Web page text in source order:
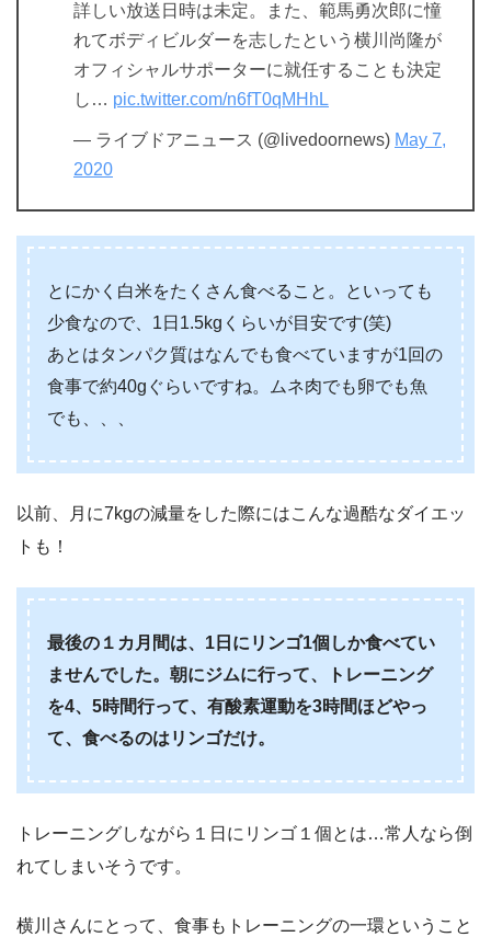
詳しい放送日時は未定。また、範馬勇次郎に憧
れてボディビルダーを志したという横川尚隆が
オフィシャルサポーターに就任することも決定
し… pic.twitter.com/n6fT0qMHhL
— ライブドアニュース (@livedoornews) May 7,
2020
とにかく白米をたくさん食べること。といっても
少食なので、1日1.5kgくらいが目安です(笑)
あとはタンパク質はなんでも食べていますが1回の
食事で約40gぐらいですね。ムネ肉でも卵でも魚
でも、、、
以前、月に7kgの減量をした際にはこんな過酷なダイエッ
トも！
最後の１カ月間は、1日にリンゴ1個しか食べてい
ませんでした。朝にジムに行って、トレーニング
を4、5時間行って、有酸素運動を3時間ほどやっ
て、食べるのはリンゴだけ。
トレーニングしながら１日にリンゴ１個とは…常人なら倒
れてしまいそうです。
横川さんにとって、食事もトレーニングの一環ということ